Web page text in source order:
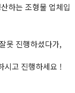
하는 조형물 업체입
못 진행하셨다가,
시고 진행하세요 !